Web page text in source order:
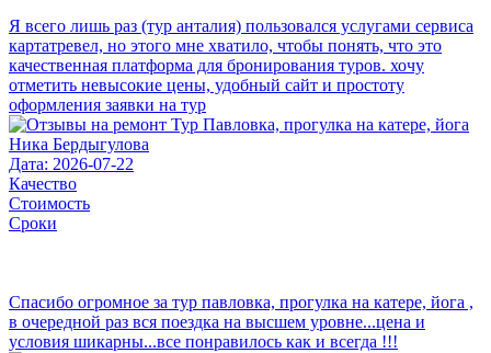
Я всего лишь раз (тур анталия) пользовался услугами сервиса
картатревел, но этого мне хватило, чтобы понять, что это
качественная платформа для бронирования туров. хочу
отметить невысокие цены, удобный сайт и простоту
оформления заявки на тур
Ника Бердыгулова
Дата: 2026-07-22
Качество
Стоимость
Сроки
Спасибо огромное за тур павловка, прогулка на катере, йога ,
в очередной раз вся поездка на высшем уровне...цена и
условия шикарны...все понравилось как и всегда !!!